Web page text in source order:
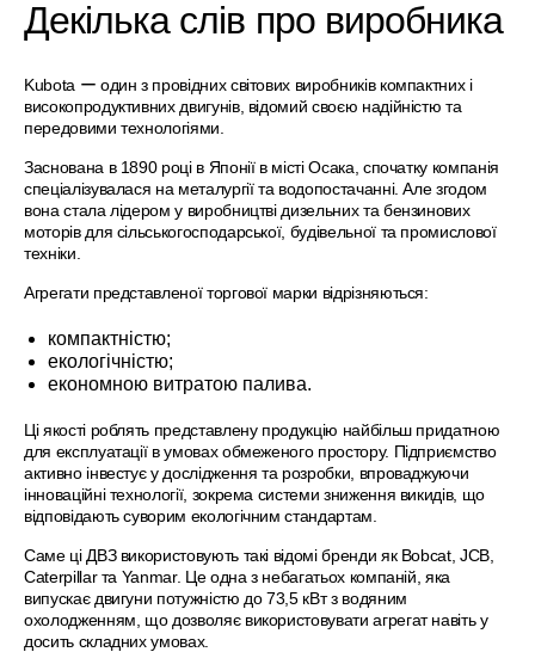
Декілька слів про виробника
Kubota ー один з провідних світових виробників компактних і
високопродуктивних двигунів, відомий своєю надійністю та
передовими технологіями.
Заснована в 1890 році в Японії в місті Осака, спочатку компанія
спеціалізувалася на металургії та водопостачанні. Але згодом
вона стала лідером у виробництві дизельних та бензинових
моторів для сільськогосподарської, будівельної та промислової
техніки.
Агрегати представленої торгової марки відрізняються:
компактністю;
екологічністю;
економною витратою палива.
Ці якості роблять представлену продукцію найбільш придатною
для експлуатації в умовах обмеженого простору. Підприємство
активно інвестує у дослідження та розробки, впроваджуючи
інноваційні технології, зокрема системи зниження викидів, що
відповідають суворим екологічним стандартам.
Саме ці ДВЗ використовують такі відомі бренди як Bobcat, JCB,
Caterpillar та Yanmar. Це одна з небагатьох компаній, яка
випускає двигуни потужністю до 73,5 кВт з водяним
охолодженням, що дозволяє використовувати агрегат навіть у
досить складних умовах.